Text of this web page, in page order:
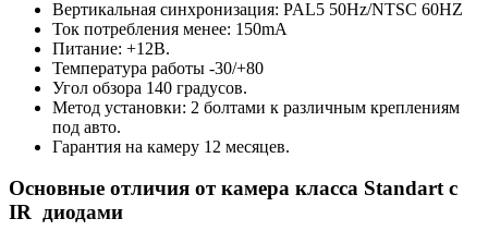
Вертикальная синхронизация: PAL5 50Hz/NTSC 60HZ
Ток потребления менее: 150mA
Питание: +12В.
Температура работы -30/+80
Угол обзора 140 градусов.
Метод установки: 2 болтами к различным креплениям
под авто.
Гарантия на камеру 12 месяцев.
Основные отличия от камера класса Standart с
IR диодами